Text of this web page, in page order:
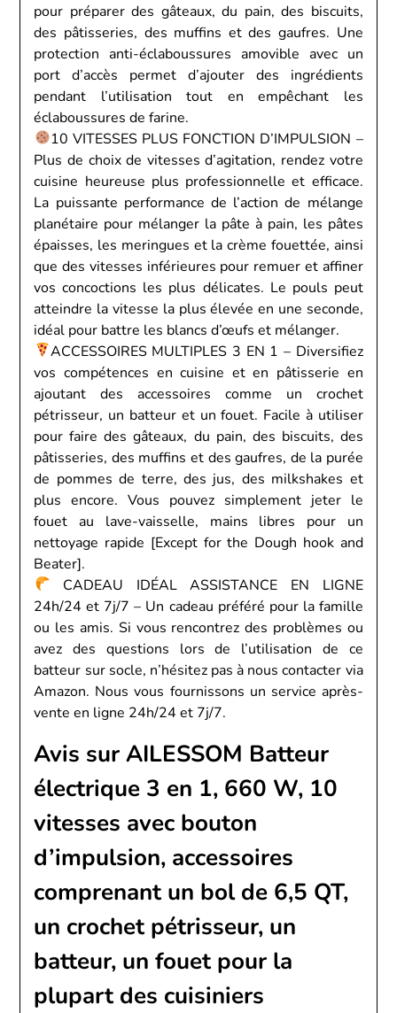
pour préparer des gâteaux, du pain, des biscuits,
des pâtisseries, des muffins et des gaufres. Une
protection anti-éclaboussures amovible avec un
port d’accès permet d’ajouter des ingrédients
pendant l’utilisation tout en empêchant les
éclaboussures de farine.
10 VITESSES PLUS FONCTION D’IMPULSION –
Plus de choix de vitesses d’agitation, rendez votre
cuisine heureuse plus professionnelle et efficace.
La puissante performance de l’action de mélange
planétaire pour mélanger la pâte à pain, les pâtes
épaisses, les meringues et la crème fouettée, ainsi
que des vitesses inférieures pour remuer et affiner
vos concoctions les plus délicates. Le pouls peut
atteindre la vitesse la plus élevée en une seconde,
idéal pour battre les blancs d’œufs et mélanger.
ACCESSOIRES MULTIPLES 3 EN 1 – Diversifiez
vos compétences en cuisine et en pâtisserie en
ajoutant des accessoires comme un crochet
pétrisseur, un batteur et un fouet. Facile à utiliser
pour faire des gâteaux, du pain, des biscuits, des
pâtisseries, des muffins et des gaufres, de la purée
de pommes de terre, des jus, des milkshakes et
plus encore. Vous pouvez simplement jeter le
fouet au lave-vaisselle, mains libres pour un
nettoyage rapide [Except for the Dough hook and
Beater].
CADEAU IDÉAL ASSISTANCE EN LIGNE
24h/24 et 7j/7 – Un cadeau préféré pour la famille
ou les amis. Si vous rencontrez des problèmes ou
avez des questions lors de l’utilisation de ce
batteur sur socle, n’hésitez pas à nous contacter via
Amazon. Nous vous fournissons un service après-
vente en ligne 24h/24 et 7j/7.
Avis sur AILESSOM Batteur
électrique 3 en 1, 660 W, 10
vitesses avec bouton
d’impulsion, accessoires
comprenant un bol de 6,5 QT,
un crochet pétrisseur, un
batteur, un fouet pour la
plupart des cuisiniers